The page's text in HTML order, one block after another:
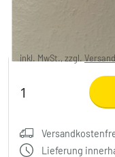
inkl. MwSt., zzgl.
Lieferung